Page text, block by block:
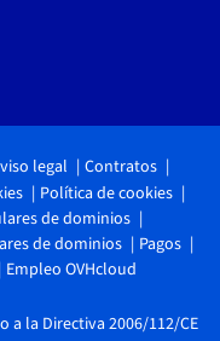
legal
Contratos
Política de cookies
de dominios
de dominios
Pagos
Empleo OVHcloud
a la Directiva 2006/112/CE